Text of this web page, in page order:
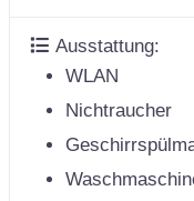
Ausstattung:
WLAN
Nichtraucher